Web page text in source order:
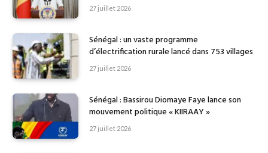
27 juillet 2026
Sénégal : un vaste programme
d’électrification rurale lancé dans 753 villages
27 juillet 2026
Sénégal : Bassirou Diomaye Faye lance son
mouvement politique « KIIRAAY »
27 juillet 2026